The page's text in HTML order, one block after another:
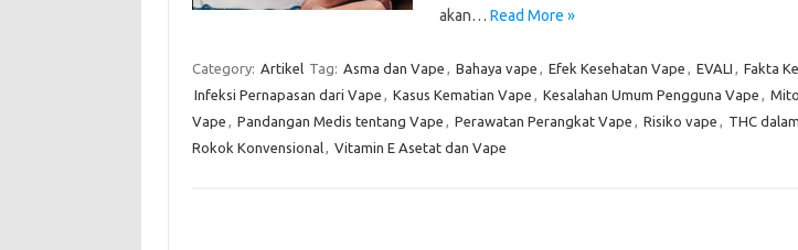
akan… Read More »
Category: Artikel Tag: Asma dan Vape , Bahaya vape , Efek Kesehatan Vape , EVALI , Fakta
Infeksi Pernapasan dari Vape , Kasus Kematian Vape , Kesalahan Umum Pengguna Vape ,
Vape , Pandangan Medis tentang Vape , Perawatan Perangkat Vape , Risiko vape , THC
Rokok Konvensional, Vitamin E Asetat dan Vape